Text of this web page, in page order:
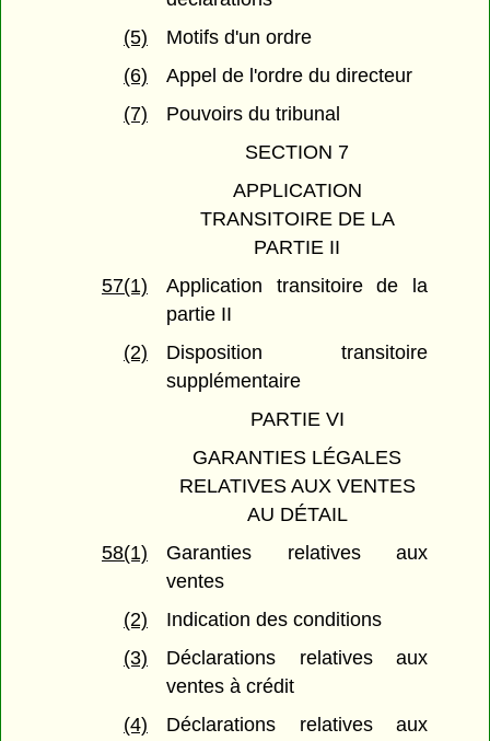
(5)
Motifs d'un ordre
(6)
Appel de l'ordre du directeur
(7)
Pouvoirs du tribunal
SECTION 7
APPLICATION
TRANSITOIRE DE LA
PARTIE II
57(1)
Application transitoire de la
partie II
(2)
Disposition transitoire
supplémentaire
PARTIE VI
GARANTIES LÉGALES
RELATIVES AUX VENTES
AU DÉTAIL
58(1)
Garanties relatives aux
ventes
(2)
Indication des conditions
(3)
Déclarations relatives aux
ventes à crédit
(4)
Déclarations relatives aux